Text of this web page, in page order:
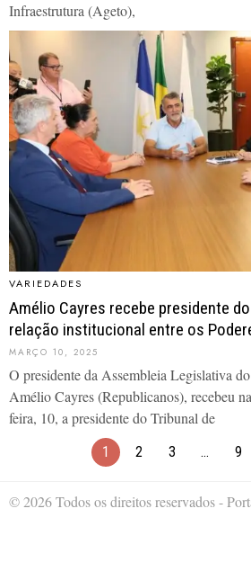
Infraestrutura (Ageto),
VARIEDADES
Amélio Cayres recebe presidente
relação institucional entre os
MARÇO 10, 2025
O presidente da Assembleia Legislativa
Amélio Cayres (Republicanos), recebeu
feira, 10, a presidente do Tribunal de
1 2 3 … 9
© 2026 Todos os direitos reservados -